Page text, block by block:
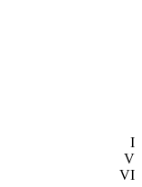
I
V
VI